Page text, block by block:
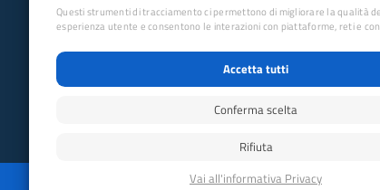
P.IVA 03654880156
Via Petrella 19 - 20124 Milano
seguici su
Reimposta preferenze cookie
Questi strumenti di tracciamento ci permettono di migliorare la qualità
esperienza utente e consentono le interazioni con piattaforme, reti e
Accetta tutti
Conferma scelta
Rifiuta